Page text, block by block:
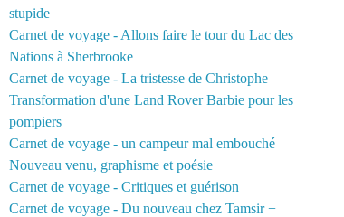
stupide
Carnet de voyage - Allons faire le tour du Lac des
Nations à Sherbrooke
Carnet de voyage - La tristesse de Christophe
Transformation d'une Land Rover Barbie pour les
pompiers
Carnet de voyage - un campeur mal embouché
Nouveau venu, graphisme et poésie
Carnet de voyage - Critiques et guérison
Carnet de voyage - Du nouveau chez Tamsir +